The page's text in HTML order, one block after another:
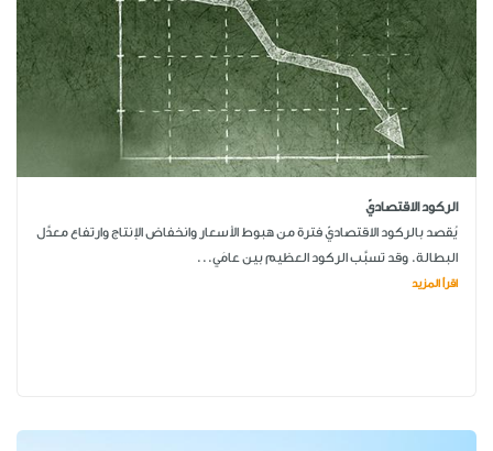
الركود الاقتصاديّ
يُقصد بالركود الاقتصاديّ فترة من هبوط الأسعار وانخفاض الإنتاج وارتفاع معدَّل
البطالة. وقد تسبَّب الركود العظيم بين عامَي...
اقرأ المزيد